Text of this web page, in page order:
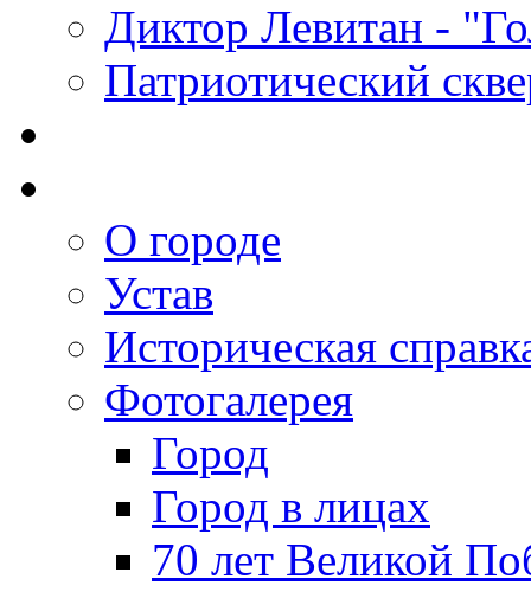
Диктор Левитан -
Патриотический
О городе
Устав
Историческая
Фотогалерея
Город
Город в лицах
70 лет Великой